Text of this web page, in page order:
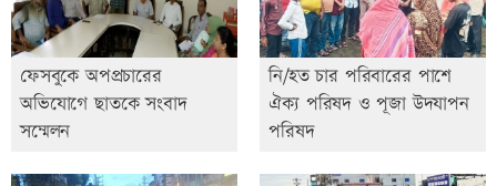
ফেসবুকে অপপ্রচারের
অভিযোগে ছাতকে সংবাদ
সম্মেলন
নি/হত চার পরিবারের পাশে
ঐক্য পরিষদ ও পূজা উদযাপন
পরিষদ